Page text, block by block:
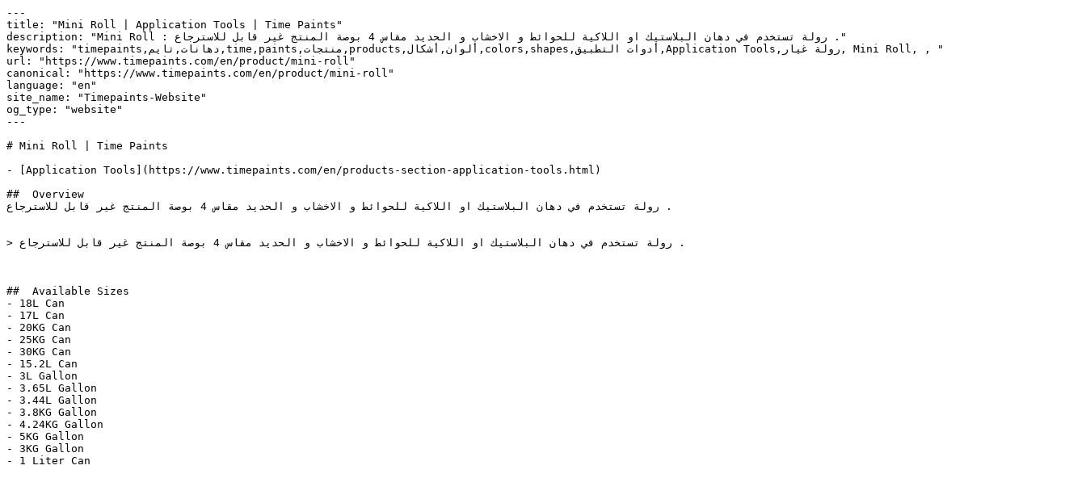
---
title: "Mini Roll | Application Tools | Time Paints"
description: "Mini Roll : المنتج غير قابل للاسترجاع‎ رولة تستخدم في دهان البلاستيك او اللاكية للحوائط و الاخشاب و الحديد مقاس 4 بوصة ."
keywords: "timepaints,دهانات,تايم,time,paints,منتجات,products,ألوان,أشكال,colors,shapes,أدوات التطبيق,Application Tools,رولة غيار, Mini Roll, , "
url: "https://www.timepaints.com/en/product/mini-roll"
canonical: "https://www.timepaints.com/en/product/mini-roll"
language: "en"
site_name: "Timepaints-Website"
og_type: "website"
---
# Mini Roll | Time Paints
- [Application Tools](https://www.timepaints.com/en/products-section-application-tools.html)
##  Overview
المنتج غير قابل للاسترجاع‎ رولة تستخدم في دهان البلاستيك او اللاكية للحوائط و الاخشاب و الحديد مقاس 4 بوصة .
> المنتج غير قابل للاسترجاع‎ رولة تستخدم في دهان البلاستيك او اللاكية للحوائط و الاخشاب و الحديد مقاس 4 بوصة .
##  Available Sizes
- 18L Can
- 17L Can
- 20KG Can
- 25KG Can
- 30KG Can
- 15.2L Can
- 3L Gallon
- 3.65L Gallon
- 3.44L Gallon
- 3.8KG Gallon
- 4.24KG Gallon
- 5KG Gallon
- 3KG Gallon
- 1 Liter Can